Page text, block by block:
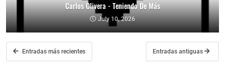
Carlos Olivera - Teniendo De Más
July 10, 2026
Entradas más recientes Entradas antiguas